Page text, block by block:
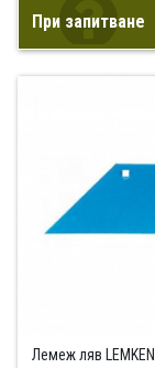
При запитване
Лемеж ляв LEMKEN